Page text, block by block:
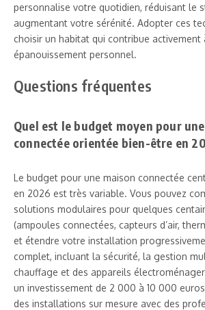
personnalise votre quotidien, réduisant le
augmentant votre sérénité. Adopter ces
choisir un habitat qui contribue activement
épanouissement personnel.
Questions fréquentes
Quel est le budget moyen pour
connectée orientée bien-être en
Le budget pour une maison connectée
en 2026 est très variable. Vous pouvez
solutions modulaires pour quelques
(ampoules connectées, capteurs d’air,
et étendre votre installation
complet, incluant la sécurité, la gestion
chauffage et des appareils
un investissement de 2 000 à 10 000
des installations sur mesure avec des